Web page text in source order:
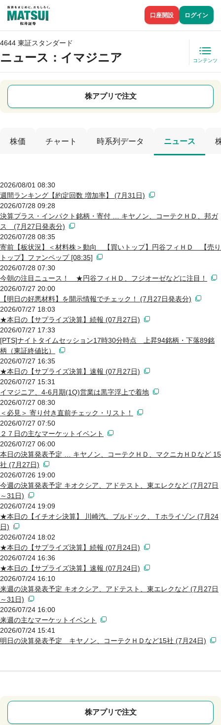
口座開設 ログイン
4644 東証スタンダード
ニュース ：イマジニア コンテンツ
株アプリで注文
株価 チャート 時系列データ ニュース
2026/08/01 08:30
週間ランキング【約定回数 増加率】 (7月31日)
2026/07/28 09:28
決算プラス・インパクト銘柄・寄付 … キヤノン、コーテクＨＤ、邦ガ
ス (7月27日発表分)
2026/07/28 08:35
寄前【板状況】＜材料株＞動向 【買いトップ】円谷フィＨＤ 【売り
トップ】ファンペップ [08:35]
2026/07/28 07:30
今朝の注目ニュース！ ★円谷フィＨＤ、フジオーゼなどに注目！
2026/07/27 20:00
【明日の好悪材料】を開示情報でチェック！ (7月27日発表分)
2026/07/27 18:03
★本日の【サプライズ決算】続報 (07月27日)
2026/07/27 17:33
[PTS]ナイトタイムセッション17時30分時点 上昇94銘柄・下落89銘
柄（東証終値比）
2026/07/27 16:35
★本日の【サプライズ決算】速報 (07月27日)
2026/07/27 15:31
イマジニア、4-6月期(1Q)営業は黒字浮上で着地
2026/07/27 08:30
＜必見＞ 寄り付き直前チェック・リスト！
2026/07/27 07:50
２７日の主なマーケットイベント
2026/07/27 06:00
本日の決算発表予定 … キヤノン、コーテクＨＤ、マクニカＨＤなど 15
社 (7月27日)
2026/07/26 19:00
今週の決算発表予定 キオクシア、アドテスト、東エレクなど (7月27日
～31日)
2026/07/24 19:09
★本日の【イチオシ決算】 川崎汽、ブルドック、Ｔホライゾン (7月24
日)
2026/07/24 18:02
★本日の【サプライズ決算】続報 (07月24日)
2026/07/24 16:36
★本日の【サプライズ決算】速報 (07月24日)
2026/07/24 16:10
来週の決算発表予定 キオクシア、アドテスト、東エレクなど (7月27日
～31日)
2026/07/24 16:00
来週の主なマーケットイベント
2026/07/24 15:41
明日の決算発表予定 キヤノン、コーテクＨＤなど15社 (7月24日)
株アプリで注文